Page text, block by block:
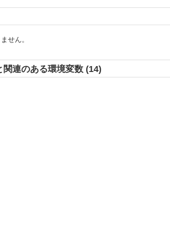
せん。
連のある環境変数 (14)